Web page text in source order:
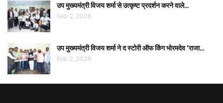
उप मुख्यमंत्री विजय शर्मा से उत्कृष्ट प्रदर्शन करने वाले…
Feb 2, 2026
उप मुख्यमंत्री विजय शर्मा ने द स्टोरी ऑफ किंग भोरमदेव ‘राजा…
Feb 2, 2026